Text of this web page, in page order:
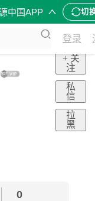
中国APP 切
登录
+ 关
注
私
信
拉
黑
0